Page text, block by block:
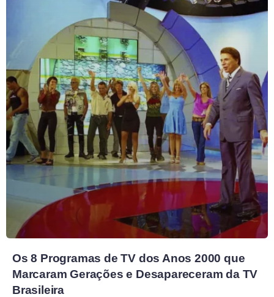
Os 8 Programas de TV dos Anos 2000 que
Marcaram Gerações e Desapareceram da TV
Brasileira